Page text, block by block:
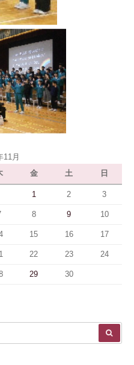
11月
金 土 日
1 2 3
8 9 10
15 16 17
22 23 24
29 30